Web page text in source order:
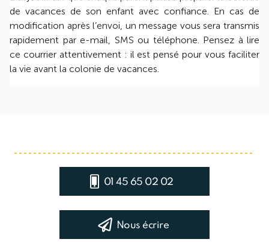
de vacances de son enfant avec confiance. En cas de
modification après l’envoi, un message vous sera transmis
rapidement par e-mail, SMS ou téléphone. Pensez à lire
ce courrier attentivement : il est pensé pour vous faciliter
la vie avant la colonie de vacances.
01 45 65 02 02
Nous écrire